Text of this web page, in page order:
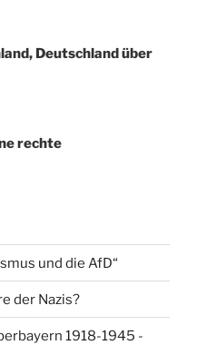
Deutschland über
rechte
und die AfD“
der Nazis?
1918-1945 -